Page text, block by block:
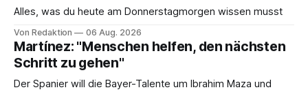
Alles, was du heute am Donnerstagmorgen wissen musst
Von Redaktion 06 Aug. 2026
Martínez: "Menschen helfen, den nächsten
Schritt zu gehen"
Der Spanier will die Bayer-Talente um Ibrahim Maza und